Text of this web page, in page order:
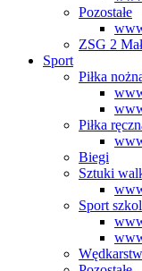
Pozostałe
ZSG 2
Sport
Piłka
Piłka
Biegi
Sztuki
Sport